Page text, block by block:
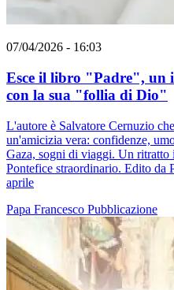
07/04/2026 - 16:03
Esce il libro "Padre", un
con la sua "follia di Dio"
L'autore è Salvatore Cernuzio
un'amicizia vera: confidenze,
Gaza, sogni di viaggi. Un ritratto
Pontefice straordinario. Edito da
aprile
Papa Francesco Pubblicazione